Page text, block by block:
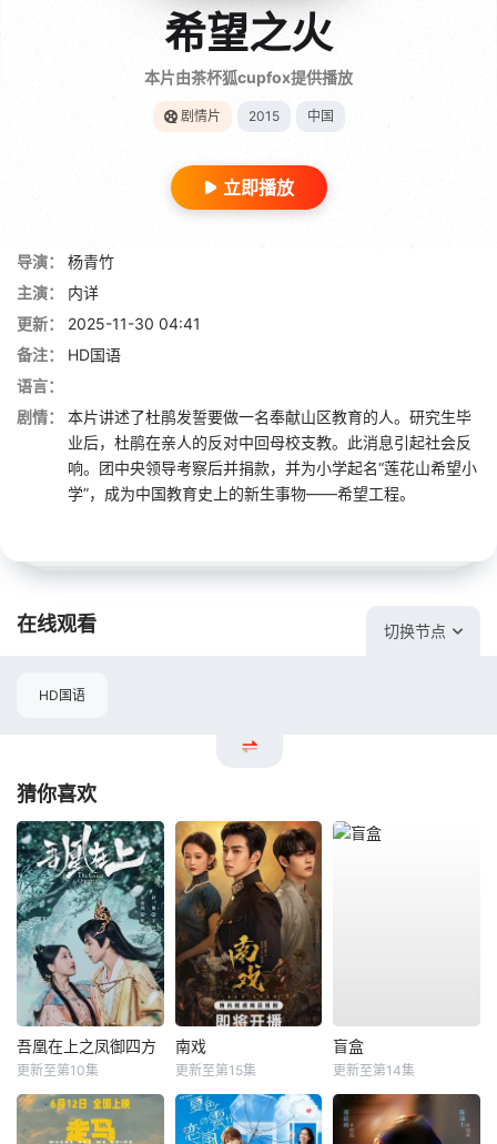
希望之火
本片由茶杯狐cupfox提供播放
剧情片 2015 中国
立即播放
导演：
杨青竹
主演：
内详
更新：
2025-11-30 04:41
备注：
HD国语
语言：
剧情：
本片讲述了杜鹃发誓要做一名奉献山区教育的人。研究生毕
业后，杜鹃在亲人的反对中回母校支教。此消息引起社会反
响。团中央领导考察后并捐款，并为小学起名“莲花山希望小
学”，成为中国教育史上的新生事物——希望工程。
在线观看 切换节点
HD国语
猜你喜欢
吾凰在上之凤御四方
更新至第10集
南戏
更新至第15集
盲盒
更新至第14集